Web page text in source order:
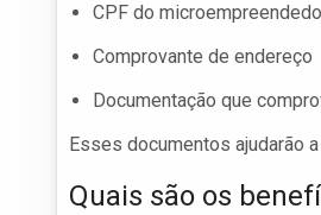
CPF do
Comprovante de endereço
Documentação que
Esses documentos ajudarão
Quais são os